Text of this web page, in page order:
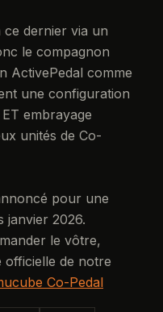
ce dernier via un
le compagnon
ActivePedal comme
une configuration
embrayage
unités de Co-
pour une
janvier 2026.
le vôtre,
de notre
Co-Pedal